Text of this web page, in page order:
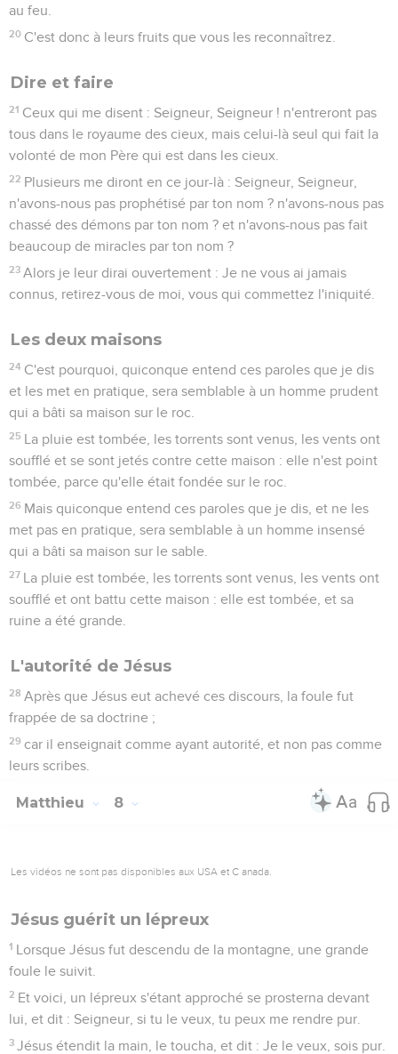
au feu.
20 C'est donc à leurs fruits que vous les reconnaîtrez.
Dire et faire
21 Ceux qui me disent : Seigneur, Seigneur ! n'entreront pas
tous dans le royaume des cieux, mais celui-là seul qui fait la
volonté de mon Père qui est dans les cieux.
22 Plusieurs me diront en ce jour-là : Seigneur, Seigneur,
n'avons-nous pas prophétisé par ton nom ? n'avons-nous pas
chassé des démons par ton nom ? et n'avons-nous pas fait
beaucoup de miracles par ton nom ?
23 Alors je leur dirai ouvertement : Je ne vous ai jamais
connus, retirez-vous de moi, vous qui commettez l'iniquité.
Les deux maisons
24 C'est pourquoi, quiconque entend ces paroles que je dis
et les met en pratique, sera semblable à un homme prudent
qui a bâti sa maison sur le roc.
25 La pluie est tombée, les torrents sont venus, les vents ont
soufflé et se sont jetés contre cette maison : elle n'est point
tombée, parce qu'elle était fondée sur le roc.
26 Mais quiconque entend ces paroles que je dis, et ne les
met pas en pratique, sera semblable à un homme insensé
qui a bâti sa maison sur le sable.
27 La pluie est tombée, les torrents sont venus, les vents ont
soufflé et ont battu cette maison : elle est tombée, et sa
ruine a été grande.
L'autorité de Jésus
28 Après que Jésus eut achevé ces discours, la foule fut
frappée de sa doctrine ;
29 car il enseignait comme ayant autorité, et non pas comme
leurs scribes.
Matthieu 8
Les vidéos ne sont pas disponibles aux USA et C anada.
Jésus guérit un lépreux
1 Lorsque Jésus fut descendu de la montagne, une grande
foule le suivit.
2 Et voici, un lépreux s'étant approché se prosterna devant
lui, et dit : Seigneur, si tu le veux, tu peux me rendre pur.
3 Jésus étendit la main, le toucha, et dit : Je le veux, sois pur.